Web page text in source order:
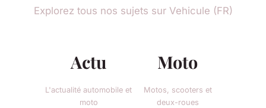
Explorez tous nos sujets sur Vehicule (FR)
Actu
L'actualité automobile et
moto
Moto
Motos, scooters et
deux-roues